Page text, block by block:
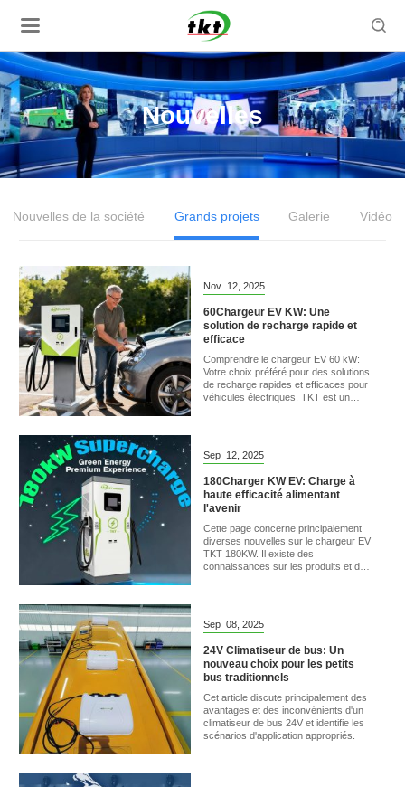

Nouvelles
Nouvelles de la société Grands projets Galerie Vidéo
Nov 12, 2025
60Chargeur EV KW: Une
solution de recharge rapide et
efficace
Comprendre le chargeur EV 60 kW:
Votre choix préféré pour des solutions
de recharge rapides et efficaces pour
véhicules électriques. TKT est un
Sep 12, 2025
180Charger KW EV: Charge à
haute efficacité alimentant
l'avenir
Cette page concerne principalement
diverses nouvelles sur le chargeur EV
TKT 180KW. Il existe des
connaissances sur les produits et des
Sep 08, 2025
24V Climatiseur de bus: Un
nouveau choix pour les petits
bus traditionnels
Cet article discute principalement des
avantages et des inconvénients d'un
climatiseur de bus 24V et identifie les
scénarios d'application appropriés.